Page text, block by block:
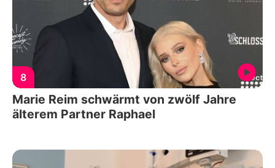
8
Marie Reim schwärmt von zwölf Jahre
älterem Partner Raphael